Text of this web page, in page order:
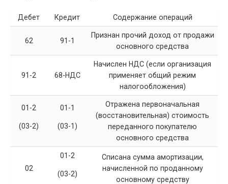
Дебет Кредит Содержание операций
62 91-1
Признан прочий доход от продажи
основного средства
91-2 68-НДС
Начислен НДС (если организация
применяет общий режим
налогообложения)
01-2
(03-2)
01-1
(03-1)
Отражена первоначальная
(восстановительная) стоимость
переданного покупателю
основного средства
02
01-2
(03-2)
Списана сумма амортизации,
начисленной по проданному
основному средству